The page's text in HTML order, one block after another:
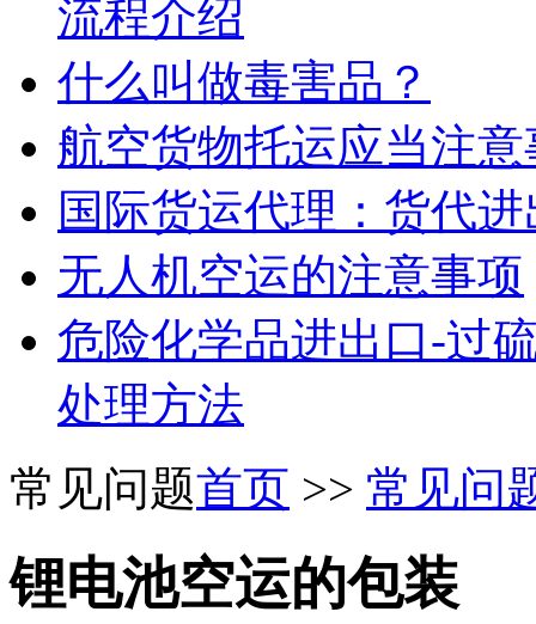
流程介绍
什么叫做毒害品？
航空货物托运应当注
国际货运代理：货代
无人机空运的注意事项
危险化学品进出口-过
处理方法
常见问题首页 >> 常见问
锂电池空运的包装